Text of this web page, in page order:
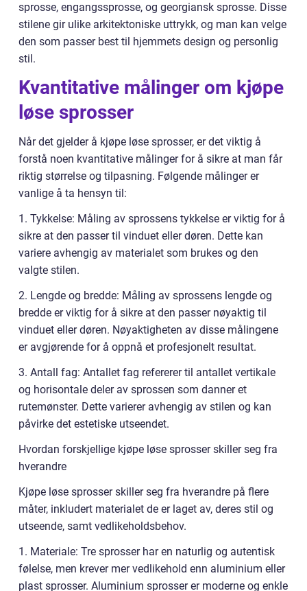
sprosse, engangssprosse, og georgiansk sprosse. Disse
stilene gir ulike arkitektoniske uttrykk, og man kan velge
den som passer best til hjemmets design og personlig
stil.
Kvantitative målinger om kjøpe
løse sprosser
Når det gjelder å kjøpe løse sprosser, er det viktig å
forstå noen kvantitative målinger for å sikre at man får
riktig størrelse og tilpasning. Følgende målinger er
vanlige å ta hensyn til:
1. Tykkelse: Måling av sprossens tykkelse er viktig for å
sikre at den passer til vinduet eller døren. Dette kan
variere avhengig av materialet som brukes og den
valgte stilen.
2. Lengde og bredde: Måling av sprossens lengde og
bredde er viktig for å sikre at den passer nøyaktig til
vinduet eller døren. Nøyaktigheten av disse målingene
er avgjørende for å oppnå et profesjonelt resultat.
3. Antall fag: Antallet fag refererer til antallet vertikale
og horisontale deler av sprossen som danner et
rutemønster. Dette varierer avhengig av stilen og kan
påvirke det estetiske utseendet.
Hvordan forskjellige kjøpe løse sprosser skiller seg fra
hverandre
Kjøpe løse sprosser skiller seg fra hverandre på flere
måter, inkludert materialet de er laget av, deres stil og
utseende, samt vedlikeholdsbehov.
1. Materiale: Tre sprosser har en naturlig og autentisk
følelse, men krever mer vedlikehold enn aluminium eller
plast sprosser. Aluminium sprosser er moderne og enkle